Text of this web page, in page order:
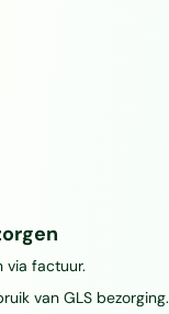
via factuur.
van GLS bezorging.